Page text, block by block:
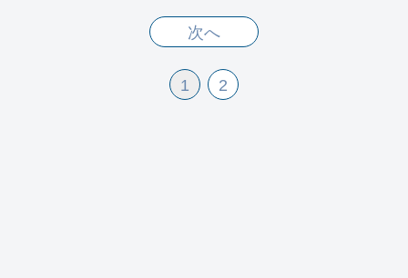
次へ
1 2